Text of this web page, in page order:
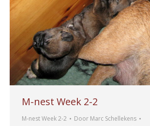
M-nest Week 2-2
M-nest Week 2-2 Door Marc Schellekens